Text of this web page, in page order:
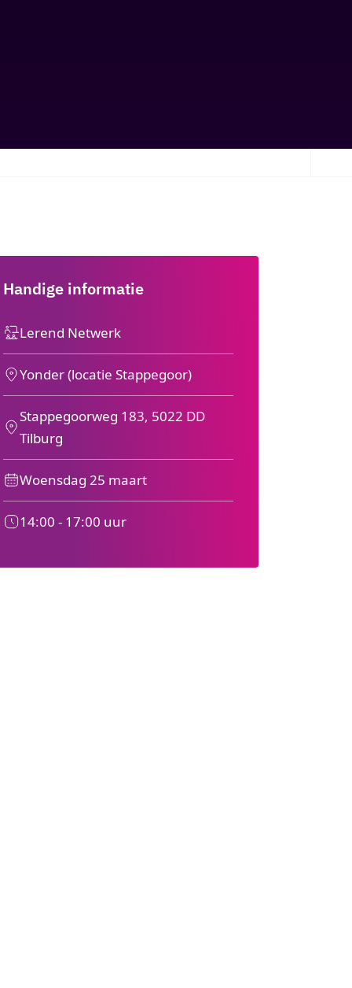
Handige informatie
Lerend Netwerk
Yonder (locatie Stappegoor)
Stappegoorweg 183, 5022 DD
Tilburg
Woensdag 25 maart
14:00 - 17:00 uur